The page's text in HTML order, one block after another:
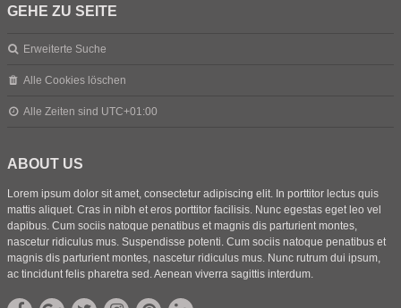
GEHE ZU SEITE
Erweiterte Suche
Alle Cookies löschen
Alle Zeiten sind UTC+01:00
ABOUT US
Lorem ipsum dolor sit amet, consectetur adipiscing elit. In porttitor lectus quis
mattis aliquet. Cras in nibh et eros porttitor facilisis. Nunc egestas eget leo vel
dapibus. Cum sociis natoque penatibus et magnis dis parturient montes,
nascetur ridiculus mus. Suspendisse potenti. Cum sociis natoque penatibus et
magnis dis parturient montes, nascetur ridiculus mus. Nunc rutrum dui ipsum,
ac tincidunt felis pharetra sed. Aenean viverra sagittis interdum.